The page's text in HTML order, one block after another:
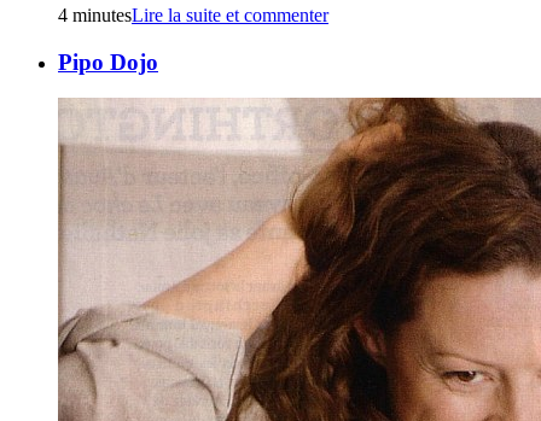
4 minutesLire la suite et commenter
Pipo Dojo